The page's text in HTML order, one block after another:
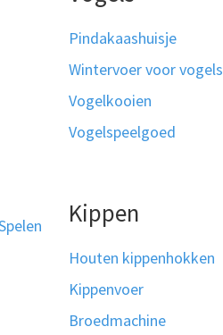
Pindakaashuisje
Wintervoer voor vogels
Vogelkooien
Vogelspeelgoed
Kippen
Houten kippenhokken
Kippenvoer
Broedmachine